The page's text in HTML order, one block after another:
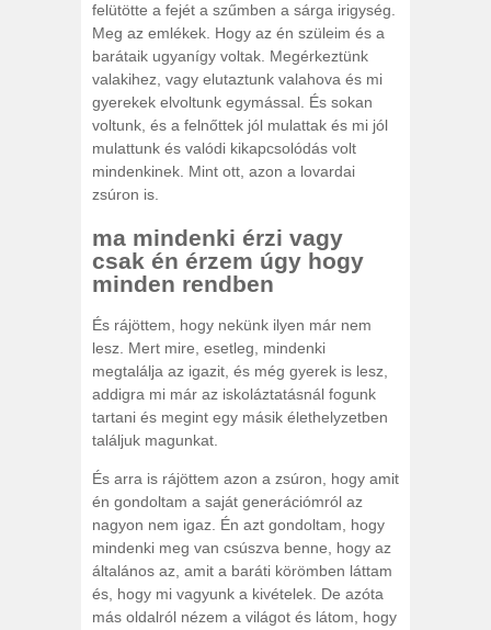
felütötte a fejét a szűmben a sárga irigység.
Meg az emlékek. Hogy az én szüleim és a
barátaik ugyanígy voltak. Megérkeztünk
valakihez, vagy elutaztunk valahova és mi
gyerekek elvoltunk egymással. És sokan
voltunk, és a felnőttek jól mulattak és mi jól
mulattunk és valódi kikapcsolódás volt
mindenkinek. Mint ott, azon a lovardai
zsúron is.
ma mindenki érzi vagy
csak én érzem úgy hogy
minden rendben
És rájöttem, hogy nekünk ilyen már nem
lesz. Mert mire, esetleg, mindenki
megtalálja az igazit, és még gyerek is lesz,
addigra mi már az iskoláztatásnál fogunk
tartani és megint egy másik élethelyzetben
találjuk magunkat.
És arra is rájöttem azon a zsúron, hogy amit
én gondoltam a saját generációmról az
nagyon nem igaz. Én azt gondoltam, hogy
mindenki meg van csúszva benne, hogy az
általános az, amit a baráti körömben láttam
és, hogy mi vagyunk a kivételek. De azóta
más oldalról nézem a világot és látom, hogy